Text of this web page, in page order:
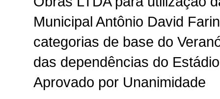
Municipal Antônio David
categorias de base do
das dependências do
Aprovado por Unanimidade